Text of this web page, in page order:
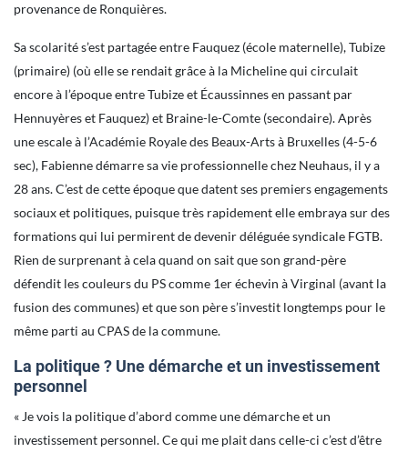
provenance de Ronquières.
Sa scolarité s’est partagée entre Fauquez (école maternelle), Tubize
(primaire) (où elle se rendait grâce à la Micheline qui circulait
encore à l’époque entre Tubize et Écaussinnes en passant par
Hennuyères et Fauquez) et Braine-le-Comte (secondaire). Après
une escale à l’Académie Royale des Beaux-Arts à Bruxelles (4-5-6
sec), Fabienne démarre sa vie professionnelle chez Neuhaus, il y a
28 ans. C’est de cette époque que datent ses premiers engagements
sociaux et politiques, puisque très rapidement elle embraya sur des
formations qui lui permirent de devenir déléguée syndicale FGTB.
Rien de surprenant à cela quand on sait que son grand-père
défendit les couleurs du PS comme 1er échevin à Virginal (avant la
fusion des communes) et que son père s’investit longtemps pour le
même parti au CPAS de la commune.
La politique ? Une démarche et un investissement
personnel
« Je vois la politique d’abord comme une démarche et un
investissement personnel. Ce qui me plait dans celle-ci c’est d’être